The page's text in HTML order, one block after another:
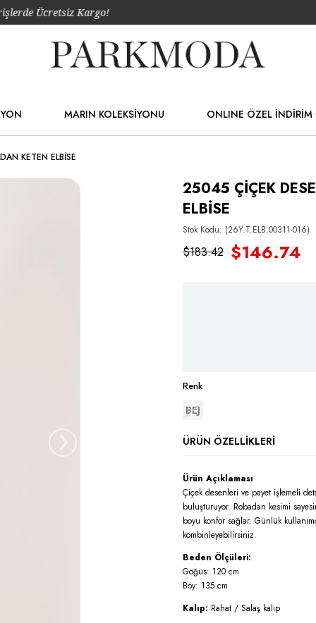
Kargo!
MARIN KOLEKSİYONU ONLINE ÖZEL
KETEN ELBİSE
›
25045 ÇİÇEK
ELBİSE
Stok Kodu (26Y.T.ELB.00311-016)
$183.42 $146.74
Renk
BEJ
ÜRÜN ÖZELLIKLERI
Ürün Açıklaması
Çiçek desenleri ve payet işlemeli
buluşturuyor. Robadan kesimi
boyu konfor sağlar. Günlük
kombinleyebilirsiniz.
Beden Ölçüleri:
Göğüs: 120 cm
Boy: 135 cm
Kalıp: Rahat / Salaş kalıp